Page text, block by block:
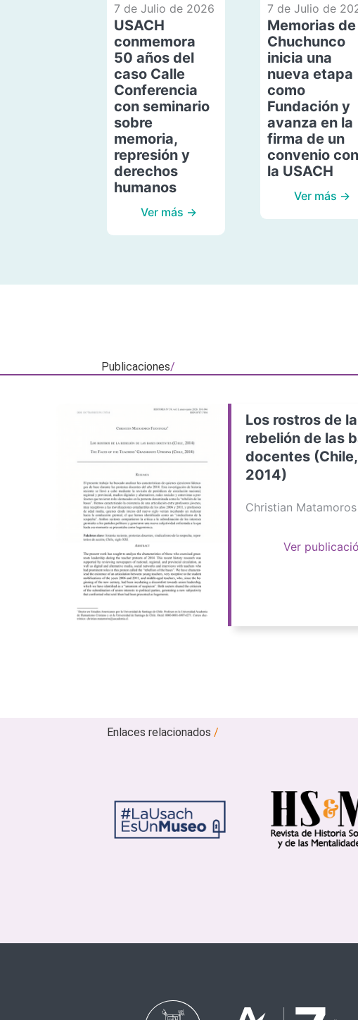
7 de Julio de 2026
USACH
conmemora
50 años del
caso Calle
Conferencia
con seminario
sobre
memoria,
represión y
derechos
humanos
Ver más →
7 de Julio de
Memorias de
Chuchunco
inicia una
nueva etapa
como
Fundación y
avanza en la
firma de un
convenio con
la USACH
Ver más →
Publicaciones/
Los rostros de la
rebelión de las
docentes (Chile,
2014)
Christian Matamoros
Ver
Enlaces relacionados/